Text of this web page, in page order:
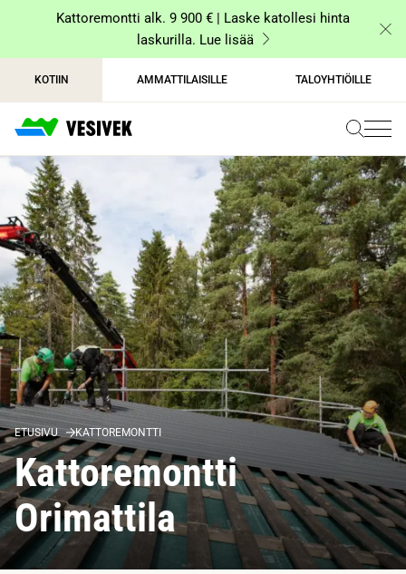
sisältöönKattoremontti alk. 9 900 € | Laske katollesi hinta
laskurilla. Lue lisää
KOTIIN AMMATTILAISILLE TALOYHTIÖILLE
ETUSIVU KATTOREMONTTI
Kattoremontti
Orimattila